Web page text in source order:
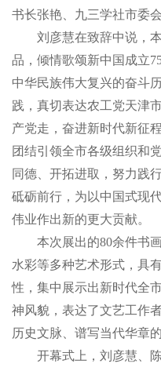
书长张艳、九三学社市委
刘彦慧在致辞中说，
品，倾情歌颂新中国成立
中华民族伟大复兴的奋斗
践，真切表达农工党天津
产党走，奋进新时代新征
团结引领全市各级组织和
同德、开拓进取，努力践
砥砺前行，为以中国式现
伟业作出新的更大贡献。
本次展出的80余件书
水彩等多种艺术形式，具
性，集中展示出新时代全
神风貌，表达了文艺工作
历史文脉、谱写当代华章
开幕式上，刘彦慧、